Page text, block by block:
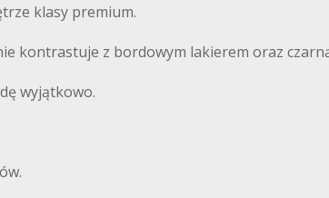
klasy premium.
kontrastuje z bordowym lakierem oraz
wyjątkowo.